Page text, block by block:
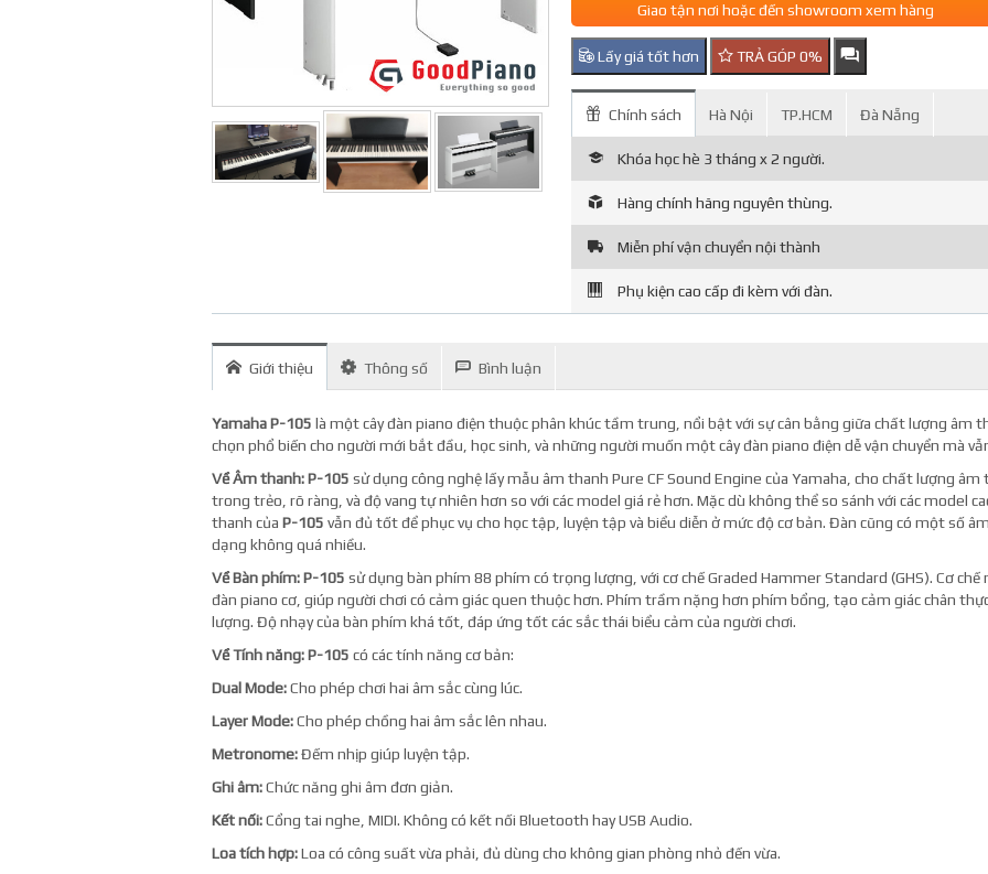
Giao tận nơi hoặc đến showroom xem hàng
Lấy giá tốt hơn TRẢ GÓP 0%
Chính sách Hà Nội TP.HCM Đà Nẵng
Khóa học hè 3 tháng x 2 người.
Hàng chính hãng nguyên thùng.
Miễn phí vận chuyển nội thành
Phụ kiện cao cấp đi kèm với đàn.
Giới thiệu Thông số Bình luận
Yamaha P-105 là một cây đàn piano điện thuộc phân khúc tầm trung, nổi bật với sự cân bằng giữa chất lượng âm
chọn phổ biến cho người mới bắt đầu, học sinh, và những người muốn một cây đàn piano điện dễ vận chuyển mà
Về Âm thanh:P-105 sử dụng công nghệ lấy mẫu âm thanh Pure CF Sound Engine của Yamaha, cho chất lượng
trong trẻo, rõ ràng, và độ vang tự nhiên hơn so với các model giá rẻ hơn. Mặc dù không thể so sánh với các model
thanh của P-105 vẫn đủ tốt để phục vụ cho học tập, luyện tập và biểu diễn ở mức độ cơ bản. Đàn cũng có một số
dạng không quá nhiều.
Về Bàn phím:P-105 sử dụng bàn phím 88 phím có trọng lượng, với cơ chế Graded Hammer Standard (GHS). Cơ
đàn piano cơ, giúp người chơi có cảm giác quen thuộc hơn. Phím trầm nặng hơn phím bổng, tạo cảm giác chân
lượng. Độ nhạy của bàn phím khá tốt, đáp ứng tốt các sắc thái biểu cảm của người chơi.
Về Tính năng:P-105 có các tính năng cơ bản:
Dual Mode:Cho phép chơi hai âm sắc cùng lúc.
Layer Mode:Cho phép chồng hai âm sắc lên nhau.
Metronome:Đếm nhịp giúp luyện tập.
Ghi âm:Chức năng ghi âm đơn giản.
Kết nối:Cổng tai nghe, MIDI. Không có kết nối Bluetooth hay USB Audio.
Loa tích hợp:Loa có công suất vừa phải, đủ dùng cho không gian phòng nhỏ đến vừa.